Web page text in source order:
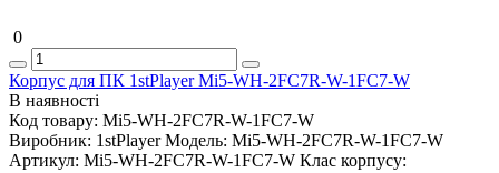
0
Корпус для ПК 1stPlayer Mi5-WH-2FC7R-W-1FC7-W
В наявності
Код товару: Mi5-WH-2FC7R-W-1FC7-W
Виробник: 1stPlayer Модель: Mi5-WH-2FC7R-W-1FC7-W
Артикул: Mi5-WH-2FC7R-W-1FC7-W Клас корпусу: